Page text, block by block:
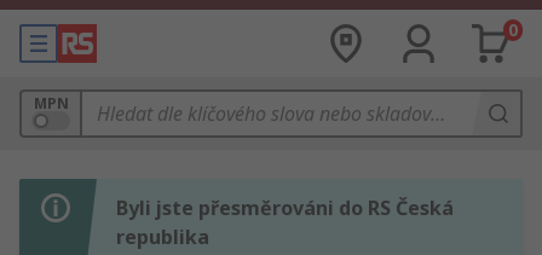
0
MPN
Byli jste přesměrováni do RS Česká
republika